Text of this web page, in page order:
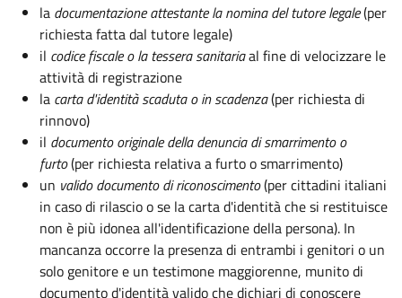
la documentazioneattestante la nomina del tutore legale(per
richiesta fatta dal tutore legale)
il codice fiscale o la tessera sanitariaal fine di velocizzare le
attività di registrazione
la carta d'identità scaduta o in scadenza(per richiesta di
rinnovo)
il documento originale della denuncia di smarrimento o
furto(per richiesta relativa a furto o smarrimento)
un valido documento di riconoscimento(per cittadini italiani
in caso di rilascio o se la carta d'identità che si restituisce
non è più idonea all'identificazione della persona). In
mancanza occorre la presenza di entrambi i genitori o un
solo genitore e un testimone maggiorenne, munito di
documento d'identità valido che dichiari di conoscere